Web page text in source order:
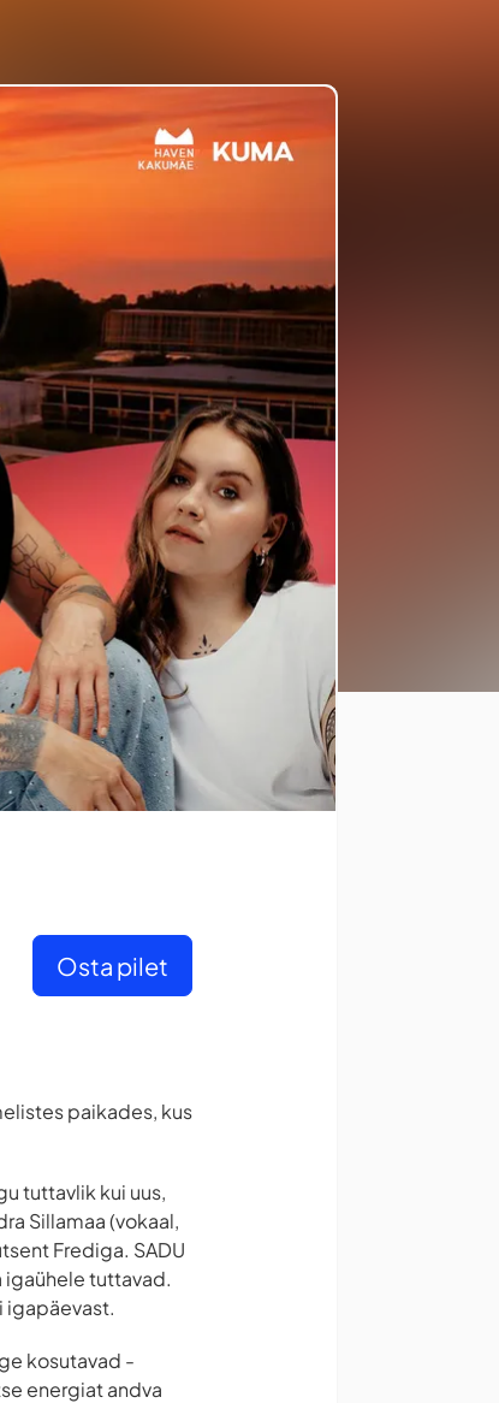
Osta pilet
paikades, kus
tuttavlik kui uus,
Sillamaa (vokaal,
Frediga. SADU
igaühele tuttavad.
igapäevast.
kosutavad -
energiat andva